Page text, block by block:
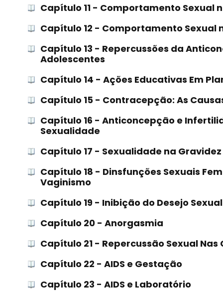
Capítulo 11 - Comportamento Sexual
Capítulo 12 - Comportamento Sexual
Capítulo 13 - Repercussões da
Adolescentes
Capítulo 14 - Ações Educativas Em
Capítulo 15 - Contracepção: As
Capítulo 16 - Anticoncepção e
Sexualidade
Capítulo 17 - Sexualidade na
Capítulo 18 - Dinsfunções Sexuais
Vaginismo
Capítulo 19 - Inibição do Desejo Sexual
Capítulo 20 - Anorgasmia
Capítulo 21 - Repercussão Sexual
Capítulo 22 - AIDS e Gestação
Capítulo 23 - AIDS e Laboratório